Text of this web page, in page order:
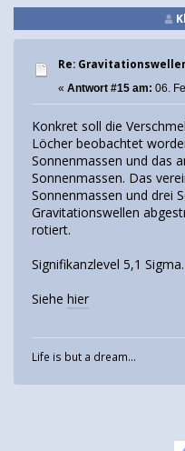
Re:
« Antwort #15 am: 06.
Konkret soll die
Löcher beobachtet
Sonnenmassen und das
Sonnenmassen. Das
Sonnenmassen und drei
Gravitationswellen
rotiert.
Signifikanzlevel 5,1 Sigma.
Siehe hier
Life is but a dream...